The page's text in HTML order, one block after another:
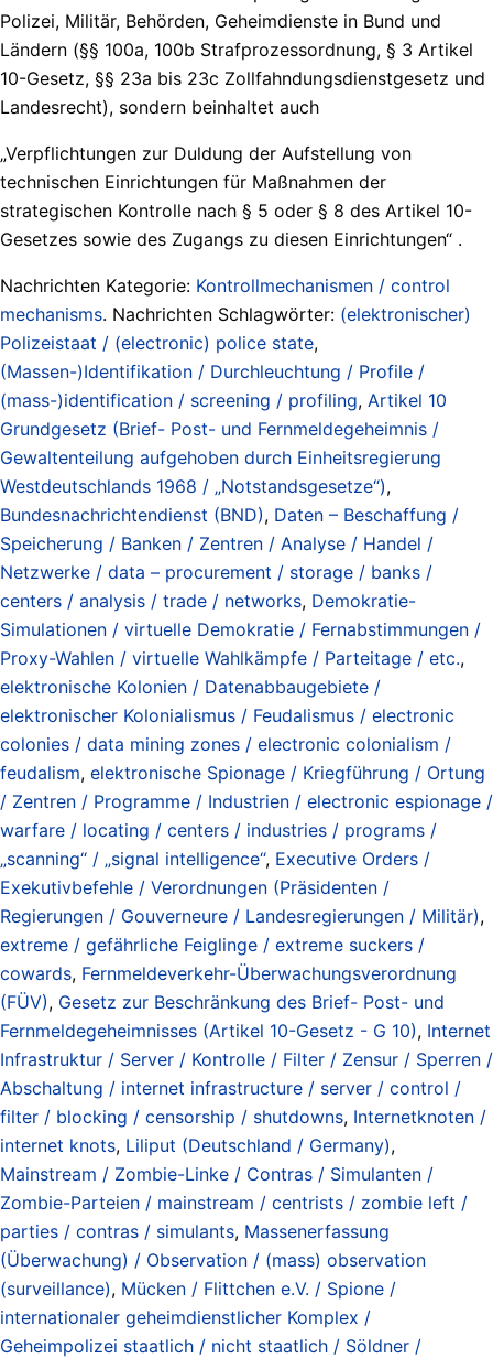
Polizei, Militär, Behörden, Geheimdienste in Bund und
Ländern (§§ 100a, 100b Strafprozessordnung, § 3 Artikel
10-Gesetz, §§ 23a bis 23c Zollfahndungsdienstgesetz und
Landesrecht), sondern beinhaltet auch
„Verpflichtungen zur Duldung der Aufstellung von
technischen Einrichtungen für Maßnahmen der
strategischen Kontrolle nach § 5 oder § 8 des Artikel 10-
Gesetzes sowie des Zugangs zu diesen Einrichtungen“ .
Nachrichten Kategorie: Kontrollmechanismen / control
mechanisms. Nachrichten Schlagwörter: (elektronischer)
Polizeistaat / (electronic) police state,
(Massen-)Identifikation / Durchleuchtung / Profile /
(mass-)identification / screening / profiling, Artikel 10
Grundgesetz (Brief- Post- und Fernmeldegeheimnis /
Gewaltenteilung aufgehoben durch Einheitsregierung
Westdeutschlands 1968 / „Notstandsgesetze“),
Bundesnachrichtendienst (BND), Daten – Beschaffung /
Speicherung / Banken / Zentren / Analyse / Handel /
Netzwerke / data – procurement / storage / banks /
centers / analysis / trade / networks, Demokratie-
Simulationen / virtuelle Demokratie / Fernabstimmungen /
Proxy-Wahlen / virtuelle Wahlkämpfe / Parteitage / etc.,
elektronische Kolonien / Datenabbaugebiete /
elektronischer Kolonialismus / Feudalismus / electronic
colonies / data mining zones / electronic colonialism /
feudalism, elektronische Spionage / Kriegführung / Ortung
/ Zentren / Programme / Industrien / electronic espionage /
warfare / locating / centers / industries / programs /
„scanning“ / „signal intelligence“, Executive Orders /
Exekutivbefehle / Verordnungen (Präsidenten /
Regierungen / Gouverneure / Landesregierungen / Militär),
extreme / gefährliche Feiglinge / extreme suckers /
cowards, Fernmeldeverkehr-Überwachungsverordnung
(FÜV), Gesetz zur Beschränkung des Brief- Post- und
Fernmeldegeheimnisses (Artikel 10-Gesetz - G 10), Internet
Infrastruktur / Server / Kontrolle / Filter / Zensur / Sperren /
Abschaltung / internet infrastructure / server / control /
filter / blocking / censorship / shutdowns, Internetknoten /
internet knots, Liliput (Deutschland / Germany),
Mainstream / Zombie-Linke / Contras / Simulanten /
Zombie-Parteien / mainstream / centrists / zombie left /
parties / contras / simulants, Massenerfassung
(Überwachung) / Observation / (mass) observation
(surveillance), Mücken / Flittchen e.V. / Spione /
internationaler geheimdienstlicher Komplex /
Geheimpolizei staatlich / nicht staatlich / Söldner /